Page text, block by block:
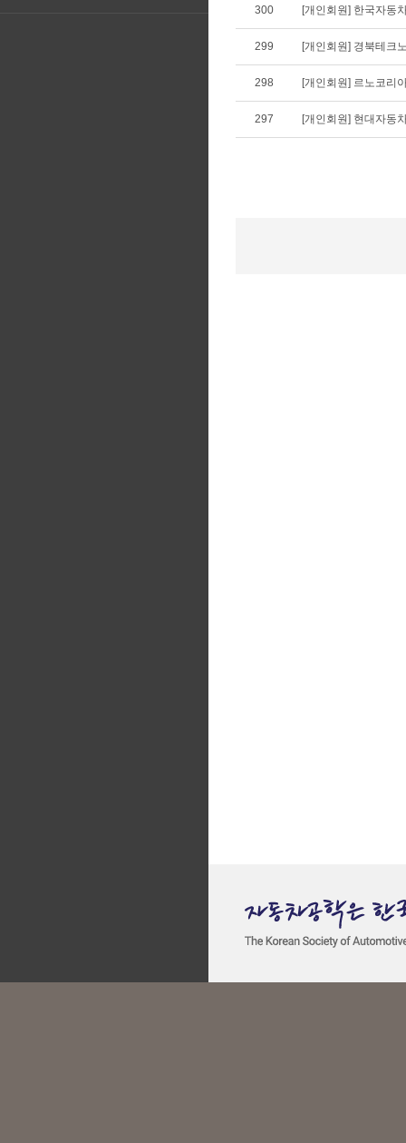
300 [개인회원] 한국자동
299 [개인회원] 경북테크
298 [개인회원] 르노코리
297 [개인회원] 현대자동